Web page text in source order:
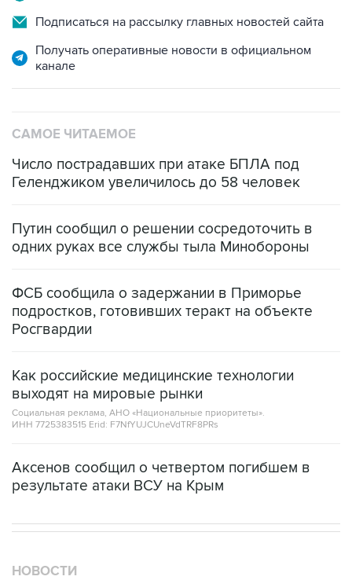
Подписаться на рассылку главных новостей сайта
Получать оперативные новости в официальном
канале
САМОЕ ЧИТАЕМОЕ
Число пострадавших при атаке БПЛА под
Геленджиком увеличилось до 58 человек
Путин сообщил о решении сосредоточить в
одних руках все службы тыла Минобороны
ФСБ сообщила о задержании в Приморье
подростков, готовивших теракт на объекте
Росгвардии
Как российские медицинские технологии
выходят на мировые рынки
Социальная реклама, АНО «Национальные приоритеты».
ИНН 7725383515 Erid: F7NfYUJCUneVdTRF8PRs
Аксенов сообщил о четвертом погибшем в
результате атаки ВСУ на Крым
НОВОСТИ